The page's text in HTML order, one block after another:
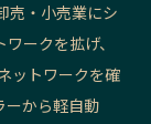
売・小売業にシ
ークを拡げ、
ットワークを確
ーから軽自動